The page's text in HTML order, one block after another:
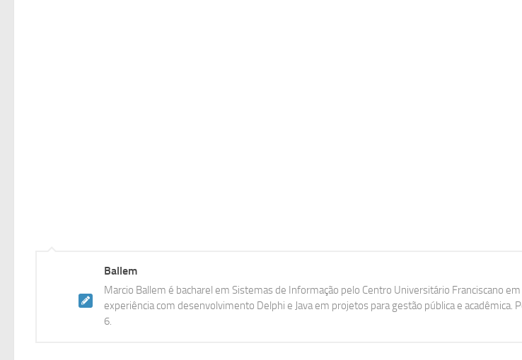
Ballem
Marcio Ballem é bacharel em Sistemas de Informação pelo Centro Universitário Franciscano
experiência com desenvolvimento Delphi e Java em projetos para gestão pública e acadêmica.
6.